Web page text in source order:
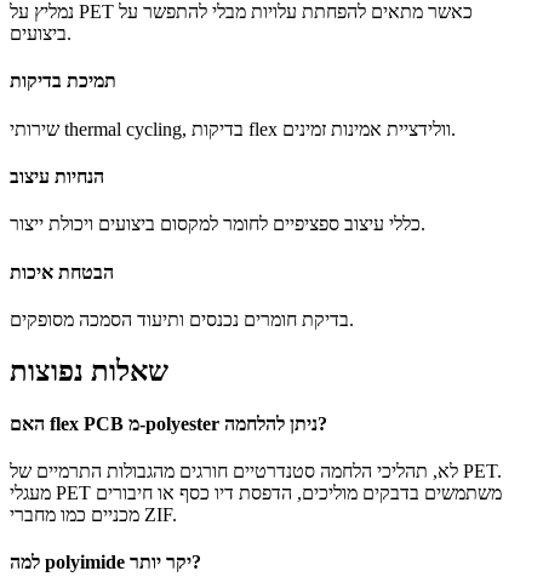
נמליץ על PET כאשר מתאים להפחתת עלויות מבלי להתפשר על
ביצועים.
תמיכת בדיקות
שירותי thermal cycling, בדיקות flex וולידציית אמינות זמינים.
הנחיות עיצוב
כללי עיצוב ספציפיים לחומר למקסום ביצועים ויכולת ייצור.
הבטחת איכות
בדיקת חומרים נכנסים ותיעוד הסמכה מסופקים.
שאלות נפוצות
האם flex PCB מ-polyester ניתן להלחמה?
לא, תהליכי הלחמה סטנדרטיים חורגים מהגבולות התרמיים של PET.
מעגלי PET משתמשים בדבקים מוליכים, הדפסת דיו כסף או חיבורים
מכניים כמו מחברי ZIF.
למה polyimide יקר יותר?